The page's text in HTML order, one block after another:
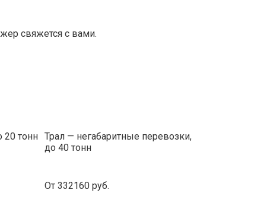
свяжется с вами.
20 тонн Трал — негабаритные перевозки,
до 40 тонн
От 332160 руб.